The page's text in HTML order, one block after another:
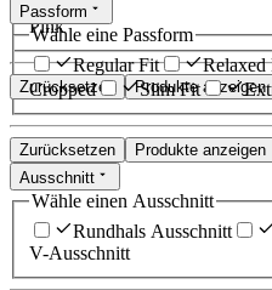
Pink
Zurücksetzen Produkte anzeigen
Passform
Wähle eine Passform
Regular Fit
Relaxed
Cropped
Slim Fit
Zurücksetzen
Produkte anzeigen
Ausschnitt
Wähle einen Ausschnitt
Rundhals Ausschnitt
V-Ausschnitt